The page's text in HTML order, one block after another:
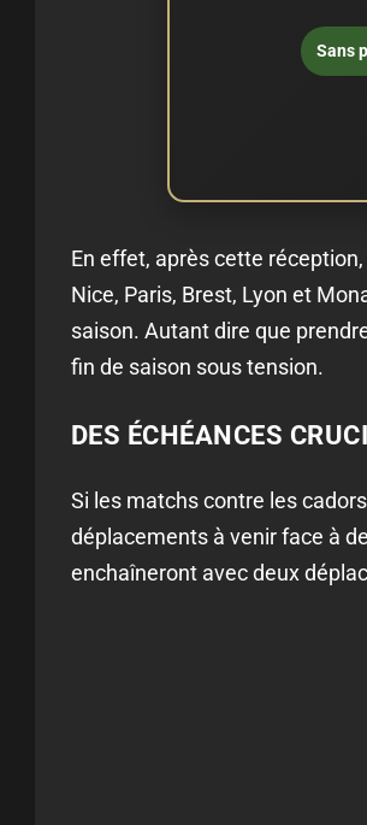
Sans
En effet, après cette
Nice, Paris, Brest, Lyon et
saison. Autant dire que
fin de saison sous tension.
DES ÉCHÉANCES
Si les matchs contre les
déplacements à venir face à
enchaîneront avec deux